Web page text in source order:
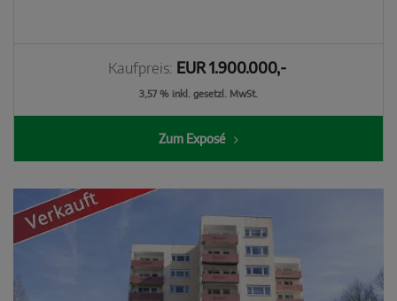
Kaufpreis: EUR 1.900.000,-
3,57 % inkl. gesetzl. MwSt.
Zum Exposé